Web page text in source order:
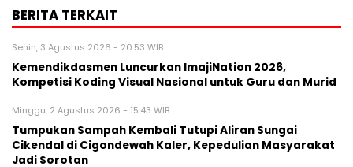
BERITA TERKAIT
Senin, 3 Agustus 2026 - 20:53 WIB
Kemendikdasmen Luncurkan ImajiNation 2026,
Kompetisi Koding Visual Nasional untuk Guru dan Murid
Minggu, 2 Agustus 2026 - 15:43 WIB
Tumpukan Sampah Kembali Tutupi Aliran Sungai
Cikendal di Cigondewah Kaler, Kepedulian Masyarakat
Jadi Sorotan